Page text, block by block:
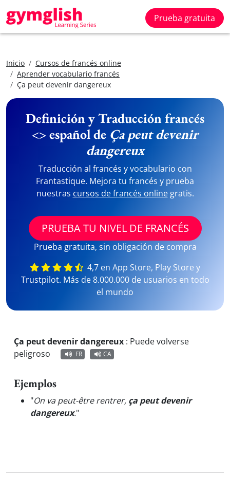
Prueba gratuita
Inicio
Cursos de francés online
Aprender vocabulario francés
Ça peut devenir dangereux
Definición y Traducción francés
<> español de Ça peut devenir
dangereux
Traducción al francés y vocabulario con
Frantastique. Mejora tu francés y prueba
nuestras cursos de francés onlinegratis.
PRUEBA TU NIVEL DE FRANCÉS
Prueba gratuita, sin obligación de compra
4,7 en App Store, Play Store y
Trustpilot. Más de 8.000.000 de usuarios en todo
el mundo
Ça peut devenir dangereux : Puede volverse
peligroso
FR CA
Ejemplos
"On va peut-être rentrer, ça peut devenir
dangereux."